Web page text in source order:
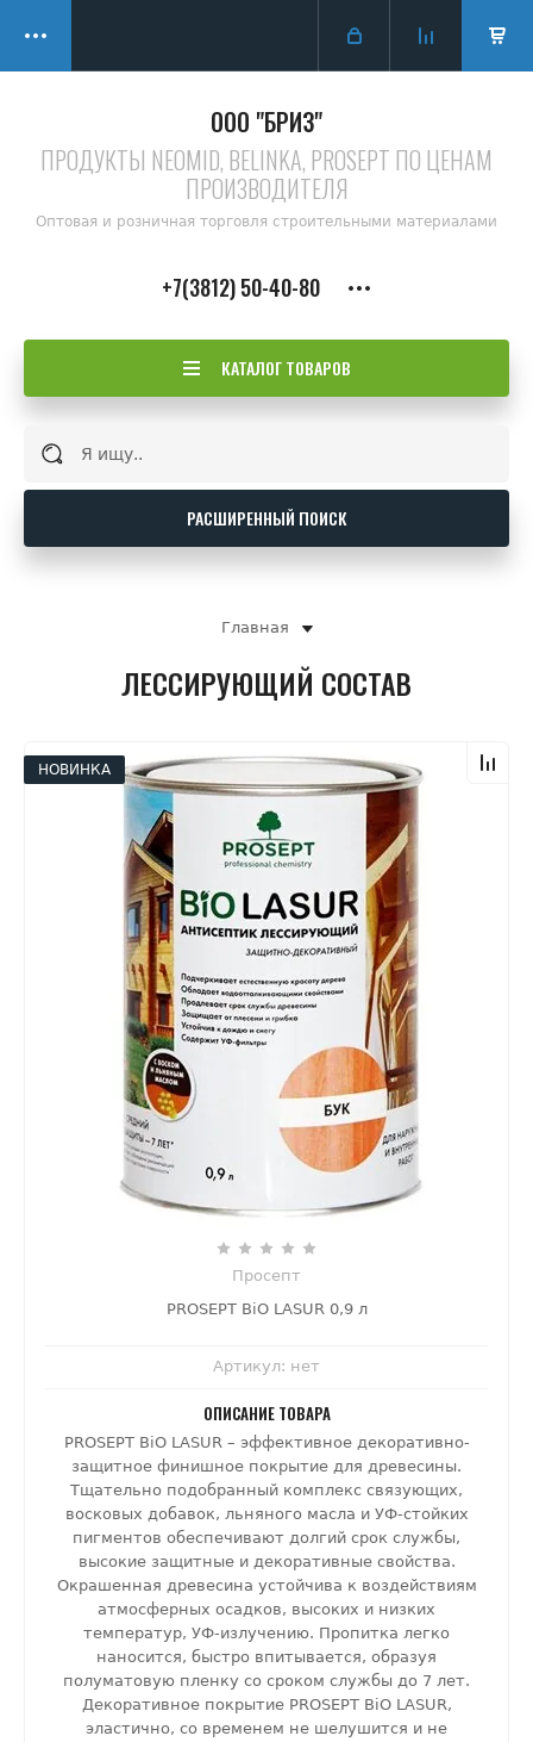
ООО "БРИЗ"
ПРОДУКТЫ NEOMID, BELINKA, PROSEPT ПО ЦЕНАМ
ПРОИЗВОДИТЕЛЯ
Оптовая и розничная торговля строительными материалами
+7(3812) 50-40-80
КАТАЛОГ ТОВАРОВ
РАСШИРЕННЫЙ ПОИСК
Главная
ЛЕССИРУЮЩИЙ СОСТАВ
НОВИНКА
Просепт
PROSEPT BiO LASUR 0,9 л
Артикул: нет
ОПИСАНИЕ ТОВАРА
PROSEPT BiO LASUR – эффективное декоративно-
защитное финишное покрытие для древесины.
Тщательно подобранный комплекс связующих,
восковых добавок, льняного масла и УФ-стойких
пигментов обеспечивают долгий срок службы,
высокие защитные и декоративные свойства.
Окрашенная древесина устойчива к воздействиям
атмосферных осадков, высоких и низких
температур, УФ-излучению. Пропитка легко
наносится, быстро впитывается, образуя
полуматовую пленку со сроком службы до 7 лет.
Декоративное покрытие PROSEPT BiO LASUR,
эластично, со временем не шелушится и не